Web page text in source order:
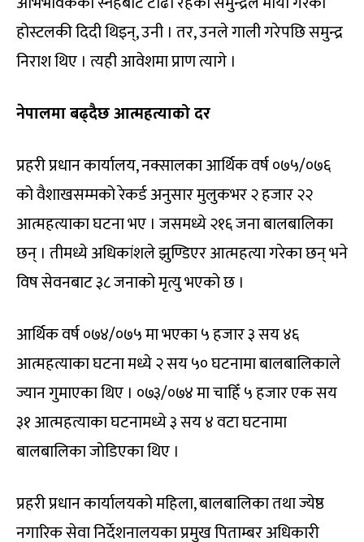
होस्टलकी दिदी थिइन्, उनी । तर, उनले गाली गरेपछि समुन्द्र
निराश थिए । त्यही आवेशमा प्राण त्यागे ।
नेपालमा बढ्दैछ आत्महत्याको दर
प्रहरी प्रधान कार्यालय, नक्सालका आर्थिक वर्ष ०७५/०७६
को वैशाखसम्मको रेकर्ड अनुसार मुलुकभर २ हजार २२
आत्महत्याका घटना भए । जसमध्ये २१६ जना बालबालिका
छन् । तीमध्ये अधिकांशले झुण्डिएर आत्महत्या गरेका छन् भने
विष सेवनबाट ३८ जनाको मृत्यु भएको छ ।
आर्थिक वर्ष ०७४/०७५ मा भएका ५ हजार ३ सय ४६
आत्महत्याका घटना मध्ये २ सय ५० घटनामा बालबालिकाले
ज्यान गुमाएका थिए । ०७३/०७४ मा चाहिँ ५ हजार एक सय
३१ आत्महत्याका घटनामध्ये ३ सय ४ वटा घटनामा
बालबालिका जोडिएका थिए ।
प्रहरी प्रधान कार्यालयको महिला, बालबालिका तथा ज्येष्ठ
नगारिक सेवा निर्देशनालयका प्रमुख पिताम्बर अधिकारी